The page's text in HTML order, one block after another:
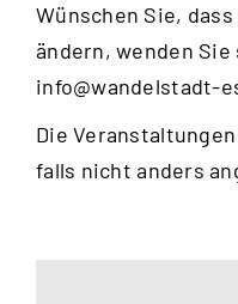
Wünschen Sie,
ändern, wenden
info@wandelstadt-
Die
falls nicht anders